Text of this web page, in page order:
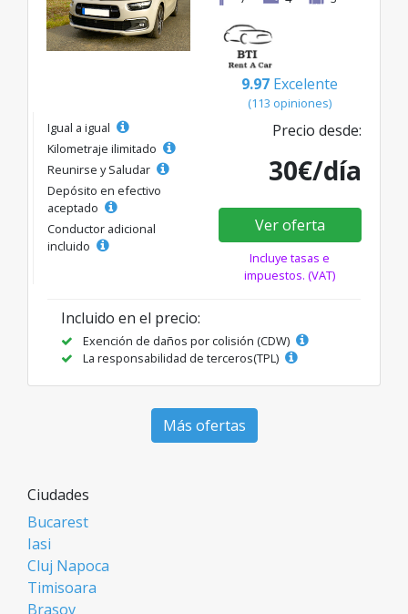
9.97 Excelente
(113 opiniones)
Igual a igual
Kilometraje ilimitado
Reunirse y Saludar
Depósito en efectivo
aceptado
Conductor adicional
incluido
Precio desde:
30€/día
Ver oferta
Incluye tasas e
impuestos. (VAT)
Incluido en el precio:
Exención de daños por colisión (CDW)
La responsabilidad de terceros(TPL)
Más ofertas
Ciudades
Bucarest
Iasi
Cluj Napoca
Timisoara
Brasov